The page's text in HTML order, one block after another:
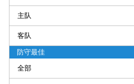
主队
客队
防守最佳
全部